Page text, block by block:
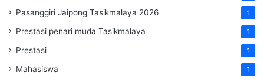
Pasanggiri Jaipong Tasikmalaya 2026 1
Prestasi penari muda Tasikmalaya 1
Prestasi 1
Mahasiswa 1